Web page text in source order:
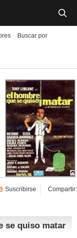
cuenta
Buscar por
Compartir:
Suscribirse
se quiso matar